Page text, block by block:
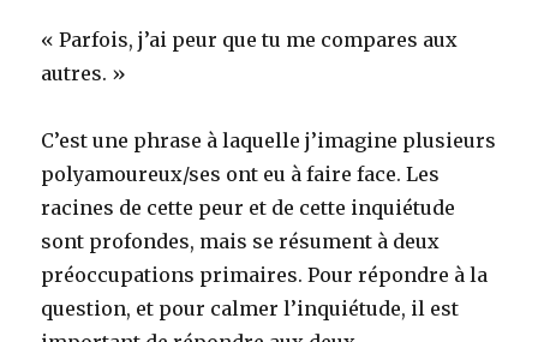
« Parfois, j’ai peur que tu me compares aux
autres. »
C’est une phrase à laquelle j’imagine plusieurs
polyamoureux/ses ont eu à faire face. Les
racines de cette peur et de cette inquiétude
sont profondes, mais se résument à deux
préoccupations primaires. Pour répondre à la
question, et pour calmer l’inquiétude, il est